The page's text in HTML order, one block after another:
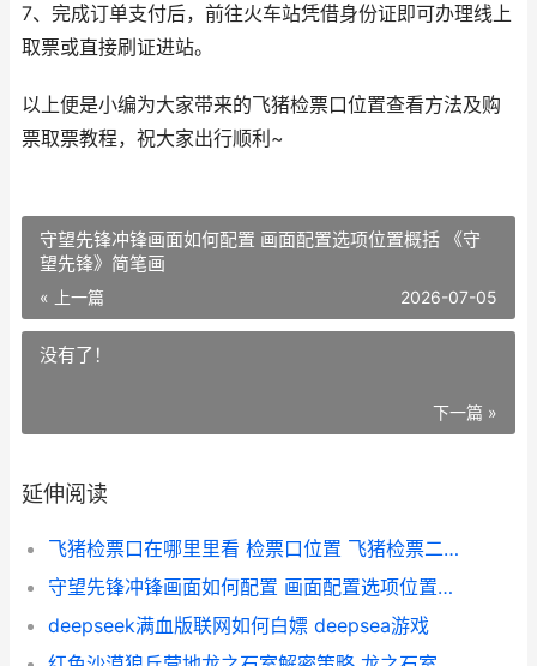
7、完成订单支付后，前往火车站凭借身份证即可办理线上
取票或直接刷证进站。
以上便是小编为大家带来的飞猪检票口位置查看方法及购
票取票教程，祝大家出行顺利~
守望先锋冲锋画面如何配置 画面配置选项位置概括 《守
望先锋》简笔画
« 上一篇 2026-07-05
没有了！
下一篇 »
延伸阅读
飞猪检票口在哪里里看 检票口位置 飞猪检票二维码在哪
守望先锋冲锋画面如何配置 画面配置选项位置概括 《守望先锋》简笔画
deepseek满血版联网如何白嫖 deepsea游戏